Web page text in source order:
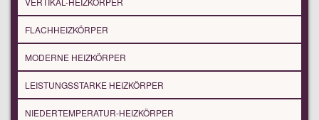
FLACHHEIZKÖRPER
MODERNE HEIZKÖRPER
LEISTUNGSSTARKE HEIZKÖRPER
NIEDERTEMPERATUR-HEIZKÖRPER